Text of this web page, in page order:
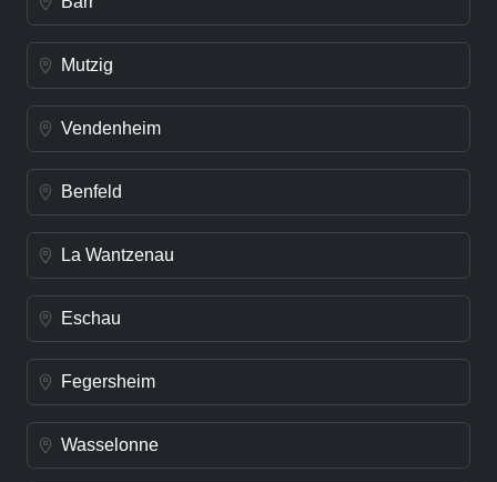
Mutzig
Vendenheim
Benfeld
La Wantzenau
Eschau
Fegersheim
Wasselonne